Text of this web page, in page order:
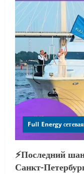
Full Energy
⚡️Последний
Санкт-